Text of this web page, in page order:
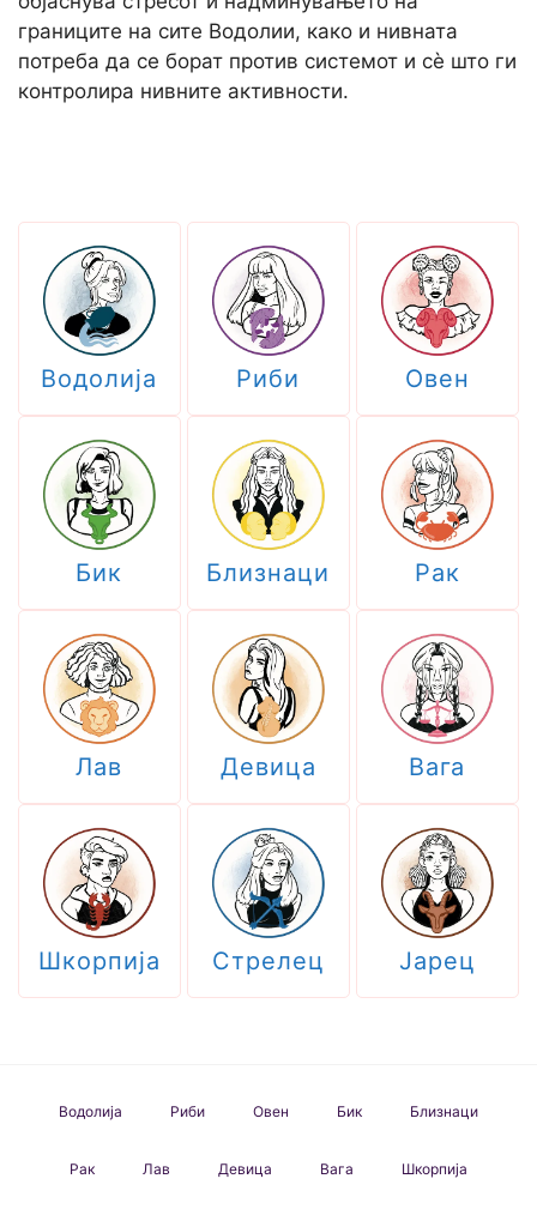
границите на сите Водолии, како и нивната
потреба да се борат против системот и сè што ги
контролира нивните активности.
Водолија Риби Овен
Бик Близнаци Рак
Лав Девица Вага
Шкорпија Стрелец Јарец
Водолија Риби Овен Бик Близнаци
Рак Лав Девица Вага Шкорпија